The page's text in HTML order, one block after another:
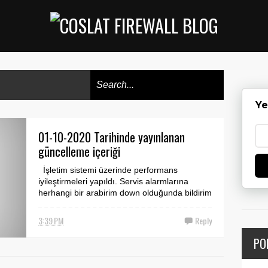
01-10-2020 Tarihinde yayınlanan
güncelleme içeriği
İşletim sistemi üzerinde performans
iyileştirmeleri yapıldı. Servis alarmlarına
herhangi bir arabirim down olduğunda bildirim
3:39 PM Reply